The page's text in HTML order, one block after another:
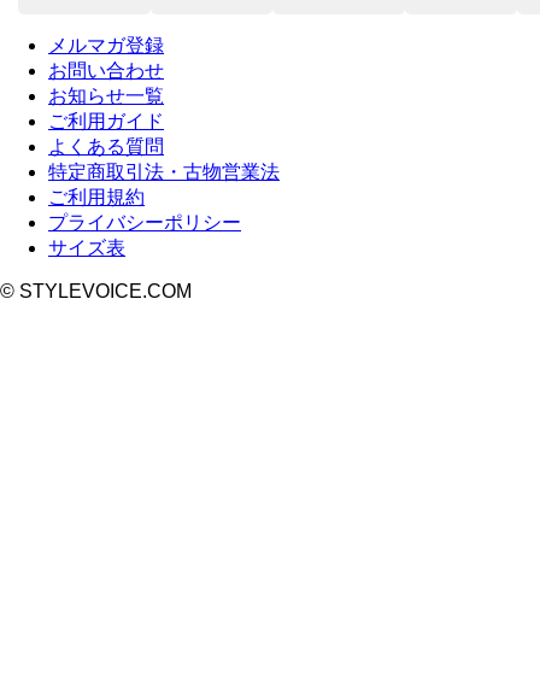
メルマガ登録
お問い合わせ
お知らせ一覧
ご利用ガイド
よくある質問
特定商取引法・古物営業法
ご利用規約
プライバシーポリシー
サイズ表
© STYLEVOICE.COM